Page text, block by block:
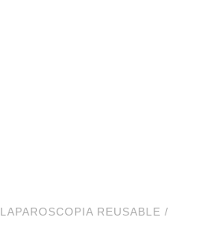
LAPAROSCOPIA REUSABLE /